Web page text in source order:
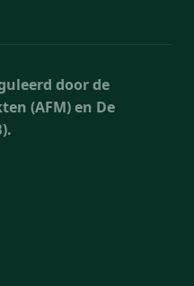
door de
(AFM) en De